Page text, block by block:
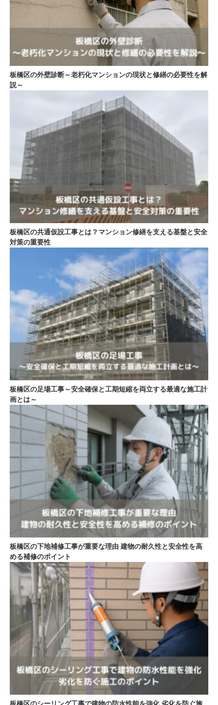
板橋区の外壁診断～老朽化マンションの現状と修繕の必要性を解
説～
板橋区の共通仮設工事とは？マンション修繕を支える基盤と安全
対策の重要性
板橋区の足場工事～安全確保と工期短縮を両立する最適な施工計
画とは～
板橋区の下地補修工事が重要な理由 建物の耐久性と安全性を高
める補修のポイント
板橋区のシーリング工事で建物の防水性能を強化 劣化を防ぐ施